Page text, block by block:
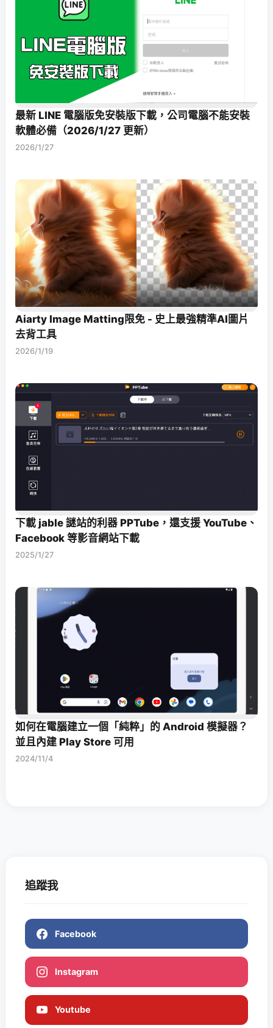
最新 LINE 電腦版免安裝版下載，公司電腦不能安裝
軟體必備（2026/1/27 更新）
2026/1/27
Aiarty Image Matting限免 - 史上最強精準AI圖片
去背工具
2026/1/19
下載 jable 謎站的利器 PPTube，還支援 YouTube、
Facebook 等影音網站下載
2025/1/27
如何在電腦建立一個「純粹」的 Android 模擬器？
並且內建 Play Store 可用
2024/11/4
追蹤我
Facebook
Instagram
Youtube